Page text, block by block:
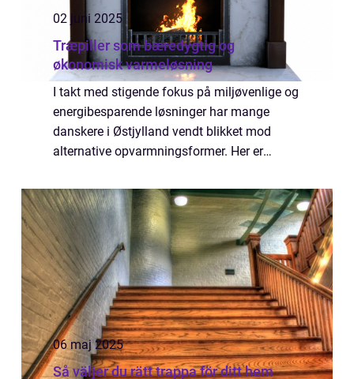
02 juni 2025
Træpiller som bæredygtig og
økonomisk varmeløsning
I takt med stigende fokus på miljøvenlige og
energibesparende løsninger har mange
danskere i Østjylland vendt blikket mod
alternative opvarmningsformer. Her er
b&arin...
06 maj 2025
Så väljer du rätt trappa för ditt hem